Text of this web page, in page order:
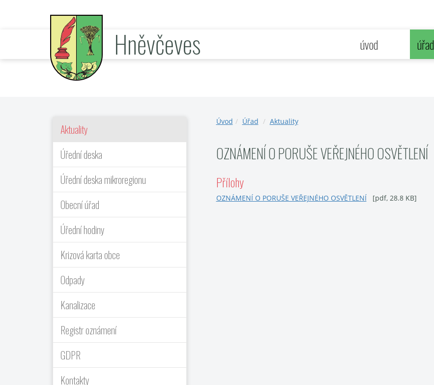
Hněvčeves úvod úřad
Aktuality
Úřední deska
Úřední deska mikroregionu
Obecní úřad
Úřední hodiny
Krizová karta obce
Odpady
Kanalizace
Registr oznámení
GDPR
Kontakty
Úvod Úřad Aktuality
OZNÁMENÍ O PORUŠE VEŘEJNÉHO OSVĚTLENÍ
Přílohy
OZNÁMENÍ O PORUŠE VEŘEJNÉHO OSVĚTLENÍ[pdf, 28.8 KB]